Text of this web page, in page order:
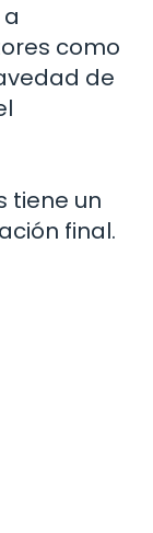
como
de
tiene un
final.